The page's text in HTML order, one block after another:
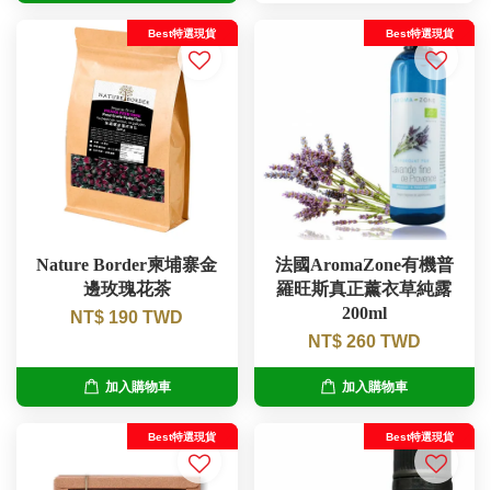
Best特選現貨
Nature Border柬埔寨金
邊玫瑰花茶
NT$ 190 TWD
加入購物車
Best特選現貨
法國AromaZone有機普
羅旺斯真正薰衣草純露
200ml
NT$ 260 TWD
加入購物車
Best特選現貨 Best特選現貨